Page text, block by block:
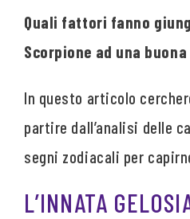
Quali fattori fanno
Scorpione ad una
In questo articolo
partire dall’analisi delle
segni zodiacali per
L’INNATA